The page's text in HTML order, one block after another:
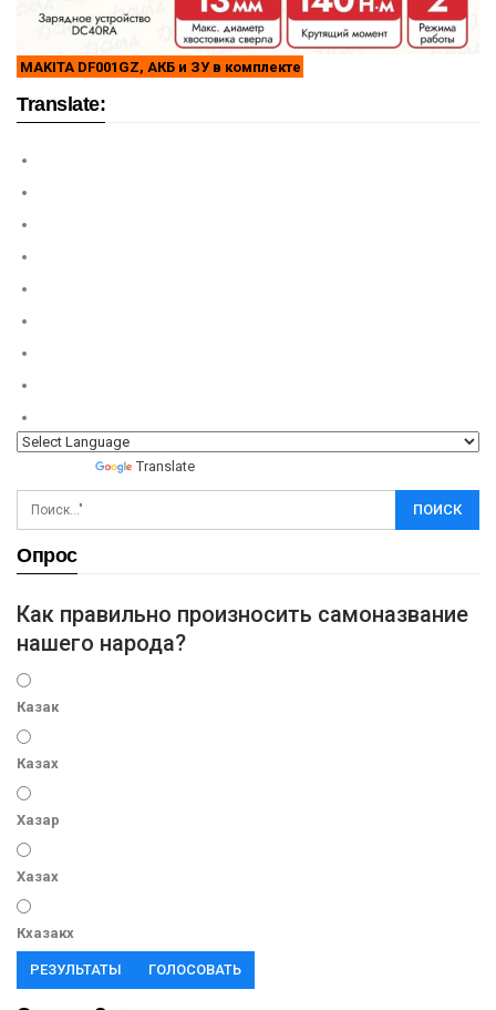
MAKITA DF001GZ, АКБ и ЗУ в комплекте
Translate:
Translate
Опрос
Как правильно произносить самоназвание
нашего народа?
Казак
Казах
Хазар
Хазах
Кхазакх
РЕЗУЛЬТАТЫ ГОЛОСОВАТЬ